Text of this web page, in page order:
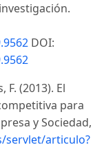
DOI:
F. (2013). El
para
y Sociedad,
servlet/articulo?